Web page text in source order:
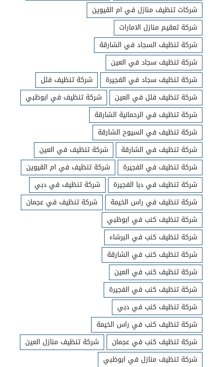
شركات تنظيف منازل في ام القيوين
شركة تعقيم منازل الامارات
شركة تنظيف السجاد في الشارقة
شركة تنظيف سجاد في العين
شركة تنظيف سجاد في الفجيرة
شركة تنظيف فلل
شركة تنظيف فلل في العين
شركة تنظيف في ابوظبي
شركة تنظيف في الرحمانية الشارقة
شركة تنظيف في السيوح الشارقة
شركة تنظيف في الشارقة
شركة تنظيف في العين
شركة تنظيف في الفجيرة
شركة تنظيف في ام القيوين
شركة تنظيف في دبا الفجيرة
شركة تنظيف في دبي
شركة تنظيف في راس الخيمة
شركة تنظيف في عجمان
شركة تنظيف كنب في ابوظبي
شركة تنظيف كنب في البرشاء
شركة تنظيف كنب في الشارقة
شركة تنظيف كنب في العين
شركة تنظيف كنب في الفجيرة
شركة تنظيف كنب في دبي
شركة تنظيف كنب في راس الخيمة
شركة تنظيف كنب في عجمان
شركة تنظيف منازل العين
شركة تنظيف منازل في ابوظبي